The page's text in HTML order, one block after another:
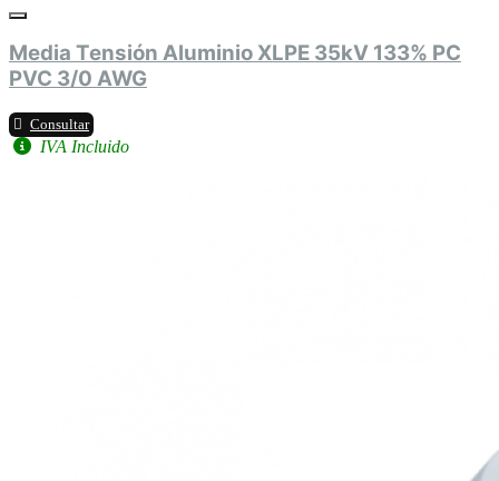
Media Tensión Aluminio XLPE 35kV 133% PC
PVC 3/0 AWG
Consultar
IVA Incluido